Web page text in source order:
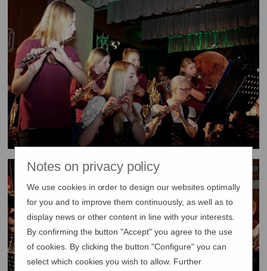
Notes on privacy policy
We use cookies in order to design our websites optimally
for you and to improve them continuously, as well as to
display news or other content in line with your interests.
By confirming the button "Accept" you agree to the use
of cookies. By clicking the button "Configure" you can
select which cookies you wish to allow. Further